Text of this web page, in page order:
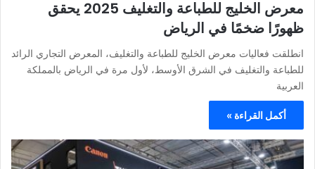
معرض الخليج للطباعة والتغليف 2025 يحقق
ظهورًا ضخمًا في الرياض
انطلقت فعاليات معرض الخليج للطباعة والتغليف، المعرض التجاري الرائد
للطباعة والتغليف في الشرق الأوسط، لأول مرة في الرياض بالمملكة
العربية
أكمل القراءة »